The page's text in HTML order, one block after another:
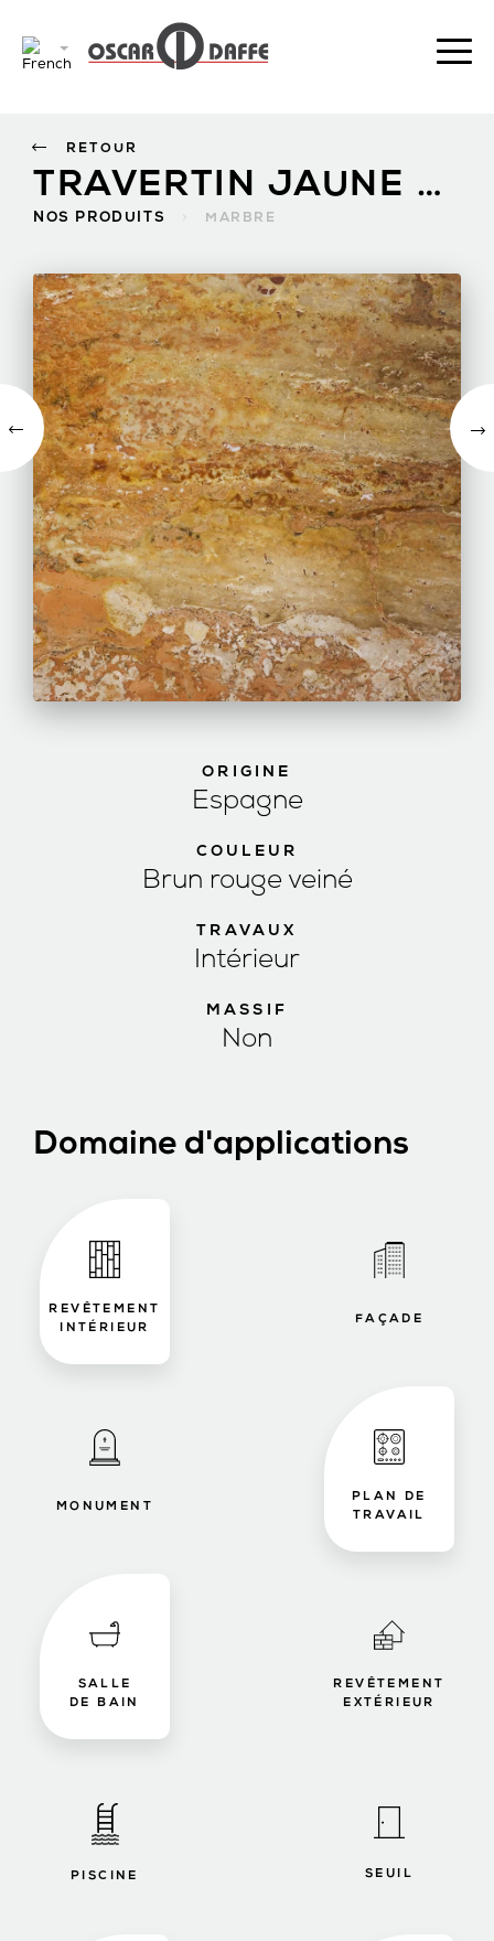
TRAVERTIN JAUNE - ROUGE
NOS PRODUITS MARBRE
RETOUR
ORIGINE
Espagne
COULEUR
Brun rouge veiné
TRAVAUX
Intérieur
MASSIF
Non
Domaine d'applications
REVÊTEMENT
INTÉRIEUR
FAÇADE
MONUMENT
PLAN DE
TRAVAIL
SALLE
DE BAIN
REVÊTEMENT
EXTÉRIEUR
PISCINE SEUIL